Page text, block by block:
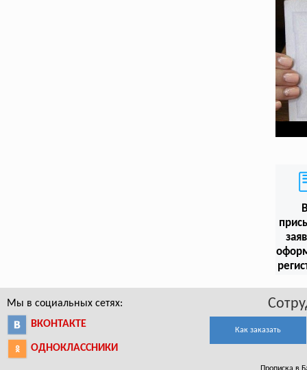
Мы в социальных сетях:
ВКОНТАКТЕ
ОДНОКЛАССНИКИ
Как заказать